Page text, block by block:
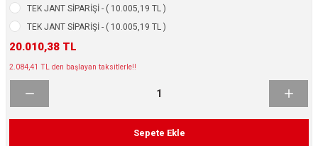
KROM SERİ
TEK JANT SİPARİŞİ - ( 10.005,19 TL )
TEK JANT SİPARİŞİ - ( 10.005,19 TL )
20.010,38 TL
2.084,41 TL den başlayan taksitlerle!!
Sepete Ekle